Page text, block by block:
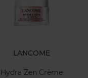
LANCOME
Hydra Zen Crème